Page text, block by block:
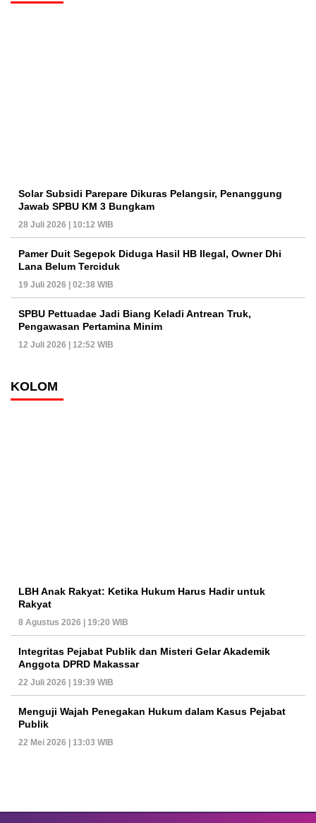
Solar Subsidi Parepare Dikuras Pelangsir, Penanggung
Jawab SPBU KM 3 Bungkam
28 Juli 2026 | 10:12 WIB
Pamer Duit Segepok Diduga Hasil HB Ilegal, Owner Dhi
Lana Belum Terciduk
19 Juli 2026 | 02:38 WIB
SPBU Pettuadae Jadi Biang Keladi Antrean Truk,
Pengawasan Pertamina Minim
12 Juli 2026 | 12:52 WIB
KOLOM
LBH Anak Rakyat: Ketika Hukum Harus Hadir untuk
Rakyat
8 Agustus 2026 | 19:20 WIB
Integritas Pejabat Publik dan Misteri Gelar Akademik
Anggota DPRD Makassar
22 Juli 2026 | 19:39 WIB
Menguji Wajah Penegakan Hukum dalam Kasus Pejabat
Publik
22 Mei 2026 | 13:03 WIB